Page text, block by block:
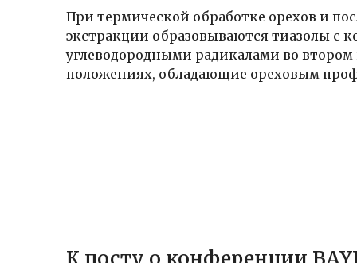
При термической обработке орехов и
экстракции образовываются тиазолы с
углеводородными радикалами во втором
положениях, обладающие ореховым